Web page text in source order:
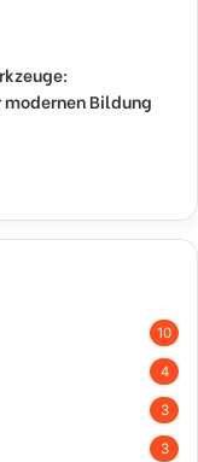
Bildung
10
4
3
3